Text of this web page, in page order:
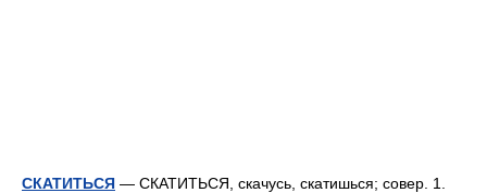
СКАТИТЬСЯ — СКАТИТЬСЯ, скачусь, скатишься; совер. 1.